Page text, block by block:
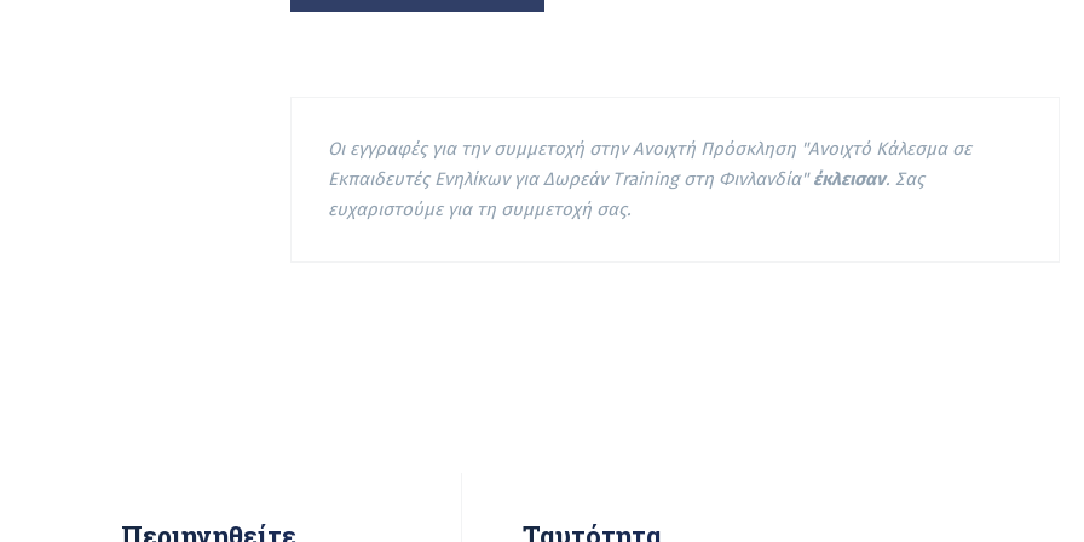
Οι εγγραφές για την συμμετοχή στην Ανοιχτή Πρόσκληση "Ανοιχτό Κάλεσμα σε
Εκπαιδευτές Ενηλίκων για Δωρεάν Training στη Φινλανδία"έκλεισαν. Σας
ευχαριστούμε για τη συμμετοχή σας.